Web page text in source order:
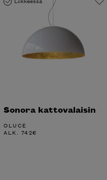
Sonora kattovalaisin
OLUCE
ALK. 742€